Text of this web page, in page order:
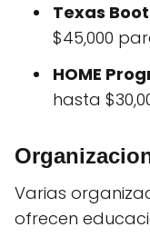
Texas
$45,000
HOME
hasta
Varias
ofrecen